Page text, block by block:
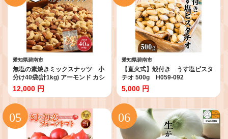
愛知県碧南市
無塩の素焼きミックスナッツ 小
分け40袋(計1kg) アーモンド カシ
ューナッツ くるみ 直火焙煎 栄養
豊富 おつまみ おやつ 大満足 美容
健康 人気 高リピート ナッツ
H059-145
12,000 円
愛知県碧南市
【直火式】殻付き うす塩ピスタ
チオ 500g H059-092
5,000 円